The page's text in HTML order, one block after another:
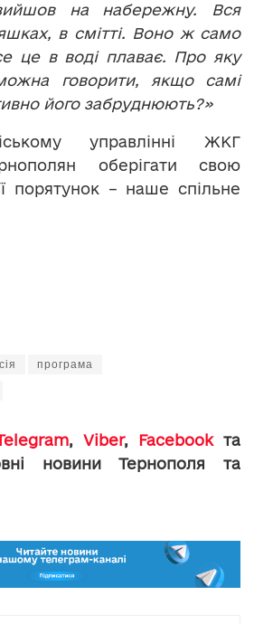
на набережну. Вся
в смітті. Воно ж само
це в воді плаває. Про яку
говорити, якщо самі
його забруднюють?»
управлінні ЖКГ
оберігати свою
порятунок – наше спільне
програма
, Viber, Facebookта
новини Тернополя та